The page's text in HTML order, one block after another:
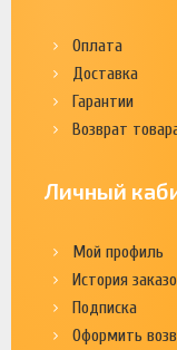
Оплата
Доставка
Гарантии
Возврат
Личный
Мой профиль
История
Подписка
Оформить